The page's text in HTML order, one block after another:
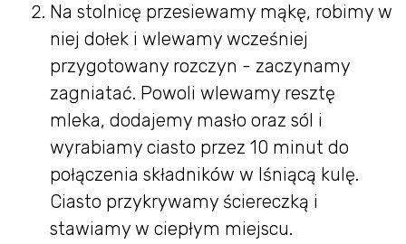
Na stolnicę przesiewamy mąkę, robimy w
niej dołek i wlewamy wcześniej
przygotowany rozczyn - zaczynamy
zagniatać. Powoli wlewamy resztę
mleka, dodajemy masło oraz sól i
wyrabiamy ciasto przez 10 minut do
połączenia składników w lśniącą kulę.
Ciasto przykrywamy ściereczką i
stawiamy w ciepłym miejscu.